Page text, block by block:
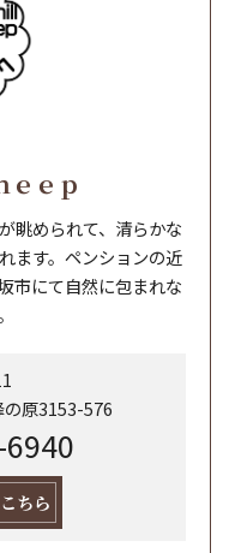
ｅｅｐ
眺められて、清らかな
ます。ペンションの近
市にて自然に包まれな
原3153-576
ちら